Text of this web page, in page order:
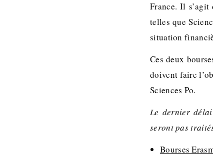
France. Il s’agit
telles que
situation
Ces deux
doivent faire
Sciences Po.
Le dernier
seront pas
Bourses